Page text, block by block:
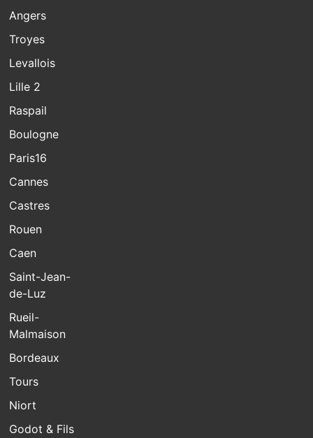
Angers
Troyes
Levallois
Lille 2
Raspail
Boulogne
Paris16
Cannes
Castres
Rouen
Caen
Saint-Jean-
de-Luz
Rueil-
Malmaison
Bordeaux
Tours
Niort
Godot & Fils